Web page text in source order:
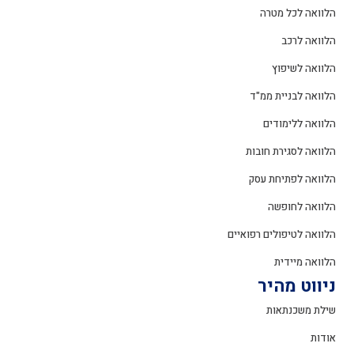
הלוואה לכל מטרה
הלוואה לרכב
הלוואה לשיפוץ
הלוואה לבניית ממ"ד
הלוואה ללימודים
הלוואה לסגירת חובות
הלוואה לפתיחת עסק
הלוואה לחופשה
הלוואה לטיפולים רפואיים
הלוואה מיידית
ניווט מהיר
שילת משכנתאות
אודות